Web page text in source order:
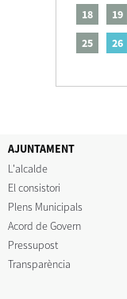
18
19
25
26
AJUNTAMENT
L'alcalde
El consistori
Plens Municipals
Acord de Govern
Pressupost
Transparència